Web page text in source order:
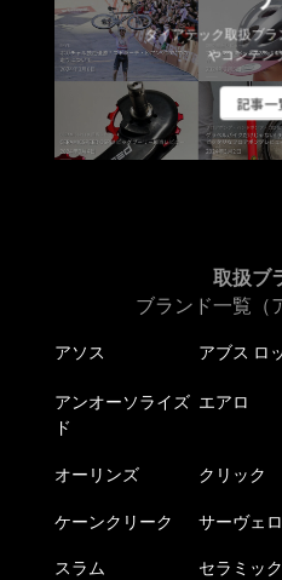
ダイアテック取扱ブ
やコンテン
記事一
取扱ブ
ブランド一覧（
アソス アブス ロ
アンオーソライズ
ド
エアロ
オーリンズ クリック
ケーンクリーク サーヴェロ
スラム
セラミッ